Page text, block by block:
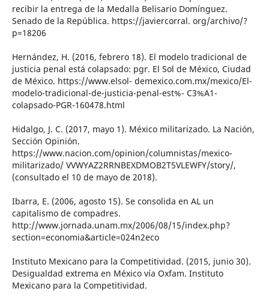
recibir la entrega de la Medalla Belisario Domínguez.
Senado de la República. https://javiercorral. org/archivo/?
p=18206
Hernández, H. (2016, febrero 18). El modelo tradicional de
justicia penal está colapsado: pgr. El Sol de México, Ciudad
de México. https://www.elsol- demexico.com.mx/mexico/El-
modelo-tradicional-de-justicia-penal-est%- C3%A1-
colapsado-PGR-160478.html
Hidalgo, J. C. (2017, mayo 1). México militarizado. La Nación,
Sección Opinión.
https://www.nacion.com/opinion/columnistas/mexico-
militarizado/ VVWYAZ2RRNBEXDMOB2T5VLEWFY/story/,
(consultado el 10 de mayo de 2018).
Ibarra, E. (2006, agosto 15). Se consolida en AL un
capitalismo de compadres.
http://www.jornada.unam.mx/2006/08/15/index.php?
section=economia&article=024n2eco
Instituto Mexicano para la Competitividad. (2015, junio 30).
Desigualdad extrema en México vía Oxfam. Instituto
Mexicano para la Competitividad.